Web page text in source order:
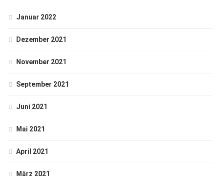
Januar 2022
Dezember 2021
November 2021
September 2021
Juni 2021
Mai 2021
April 2021
März 2021